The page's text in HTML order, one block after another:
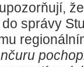
správy